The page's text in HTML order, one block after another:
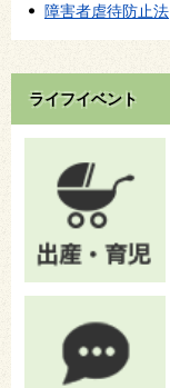
障害者虐待防止法
ライフイベント